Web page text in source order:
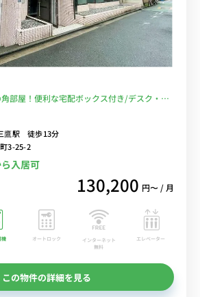
角部屋！便利な宅配ボックス付き/デスク・チ
べるWi-Fi格安レンタル中！
鷹駅 徒歩13分
3-25-2
入居可
130,200 円〜 / 月
機 オートロック
インターネット
無料
エレベーター
この物件の詳細を見る